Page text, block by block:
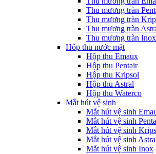
Thu mương tràn
Thu mương tràn
Thu mương tràn
Thu mương tràn Inox
Hôp thu nước mặt
Hộp thu Emaux
Hộp thu Pentair
Hộp thu Kripsol
Hộp thu Astral
Hộp thu Waterco
Mắt hút vệ sinh
Mắt hút vệ sinh
Mắt hút vệ sinh
Mắt hút vệ sinh
Mắt hút vệ sinh
Mắt hút vệ sinh Inox